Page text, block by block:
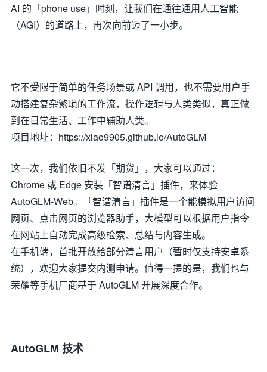
AI 的「phone use」时刻，让我们在通往通用人工智能
（AGI）的道路上，再次向前迈了一小步。
它不受限于简单的任务场景或 API 调用，也不需要用户手
动搭建复杂繁琐的工作流，操作逻辑与人类类似，真正做
到在日常生活、工作中辅助人类。
项目地址：https://xiao9905.github.io/AutoGLM
这一次，我们依旧不发「期货」，大家可以通过：
Chrome 或 Edge 安装「智谱清言」插件，来体验
AutoGLM-Web。「智谱清言」插件是一个能模拟用户访问
网页、点击网页的浏览器助手，大模型可以根据用户指令
在网站上自动完成高级检索、总结与内容生成。
在手机端，首批开放给部分清言用户（暂时仅支持安卓系
统），欢迎大家提交内测申请。值得一提的是，我们也与
荣耀等手机厂商基于 AutoGLM 开展深度合作。
AutoGLM 技术